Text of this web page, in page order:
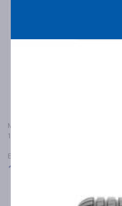
MICHELIN
120/70R17 MICHELIN ANAKEE
ΕΛΑΣΤΙΚΑ ΜΟΤΟΣΥΚΛΕΤΑΣ
160,00